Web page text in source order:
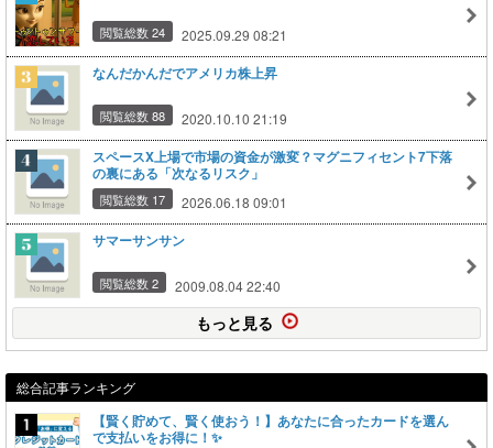
閲覧総数 24 2025.09.29 08:21
なんだかんだでアメリカ株上昇
閲覧総数 88 2020.10.10 21:19
スペースX上場で市場の資金が激変？マグニフィセント7下落
の裏にある「次なるリスク」
閲覧総数 17 2026.06.18 09:01
サマーサンサン
閲覧総数 2 2009.08.04 22:40
もっと見る
総合記事ランキング
【賢く貯めて、賢く使おう！】あなたに合ったカードを選ん
で支払いをお得に！✨